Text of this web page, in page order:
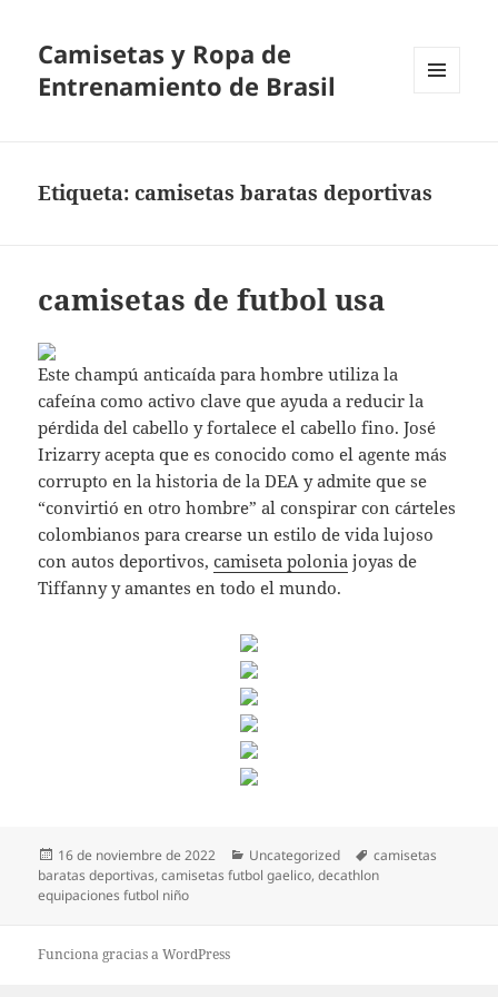
Camisetas y Ropa de
Entrenamiento de Brasil
Etiqueta:camisetas baratas deportivas
camisetas de futbol usa
Este champú anticaída para hombre utiliza la
cafeína como activo clave que ayuda a reducir la
pérdida del cabello y fortalece el cabello fino. José
Irizarry acepta que es conocido como el agente más
corrupto en la historia de la DEA y admite que se
“convirtió en otro hombre” al conspirar con cárteles
colombianos para crearse un estilo de vida lujoso
con autos deportivos,camiseta polonia joyas de
Tiffanny y amantes en todo el mundo.
Publicado
el
16 de noviembre de 2022 Categorías
Uncategorized Etiquetas
camisetas
baratas deportivas,camisetas futbol gaelico,decathlon
equipaciones futbol niño
Funciona gracias a WordPress